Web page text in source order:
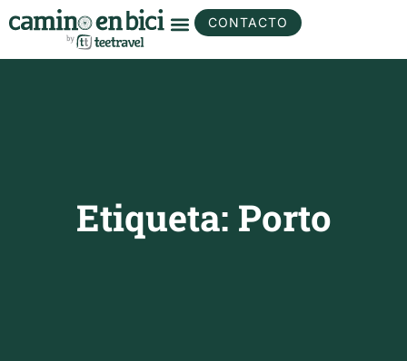
CONTACTO
Etiqueta: Porto